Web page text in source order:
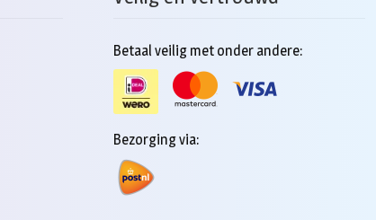
Betaal veilig met onder andere:
Bezorging via: